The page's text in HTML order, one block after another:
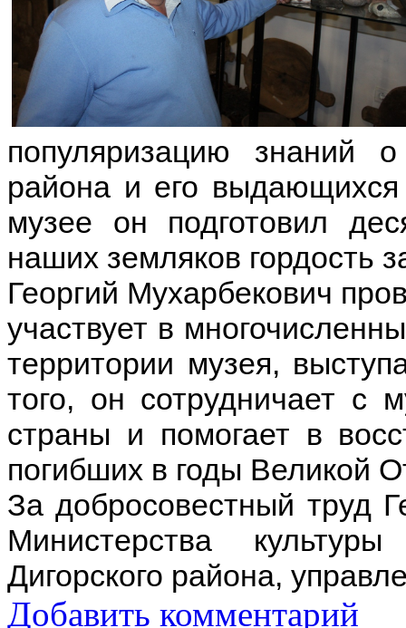
популяризацию знаний
района и его
музее он подготовил
наших земляков гордость
Георгий Мухарбекович
участвует в
территории музея,
того, он сотрудничает с
страны и помогает в
погибших в годы Великой
За добросовестный труд
Министерства
Дигорского района,
Добавить комментарий